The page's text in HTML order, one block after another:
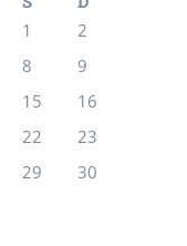
1
2
8
9
15
16
22
23
29
30